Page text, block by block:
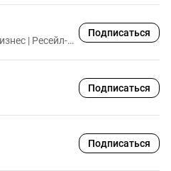
Про инвестиции и бизнес | Ресейл-Инвест
Подписаться
Подписаться
Подписаться